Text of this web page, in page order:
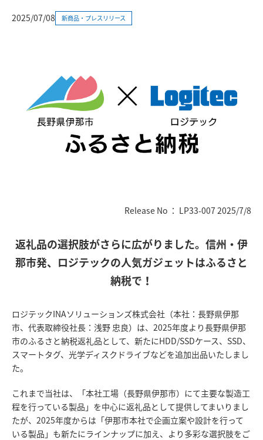
2025/07/08 新商品・プレスリリース
Release No ： LP33-007 2025/7/8
返礼品の選択肢がさらに広がりました。信州・伊
那市発、ロジテックの人気ガジェットはふるさと
納税で！
ロジテックINAソリューションズ株式会社（本社：長野県伊那
市、代表取締役社長：浅野 忠良）は、2025年度より長野県伊那
市のふるさと納税返礼品として、新たにHDD/SSDケース、SSD、
スマートタグ、光学ディスクドライブなどを追加出品いたしまし
た。
これまで当社は、「本社工場（長野県伊那市）にて主要な製造工
程を行っている製品」を中心に返礼品として提供してまいりまし
たが、2025年度からは「伊那市本社で企画立案や設計を行って
いる製品」も新たにラインナップに加え、より多彩な選択肢をご